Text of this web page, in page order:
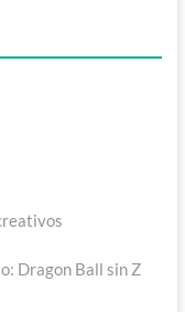
Dragon Ball sin Z